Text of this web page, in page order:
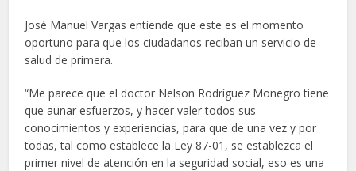
José Manuel Vargas entiende que este es el momento
oportuno para que los ciudadanos reciban un servicio de
salud de primera.
“Me parece que el doctor Nelson Rodríguez Monegro tiene
que aunar esfuerzos, y hacer valer todos sus
conocimientos y experiencias, para que de una vez y por
todas, tal como establece la Ley 87-01, se establezca el
primer nivel de atención en la seguridad social, eso es una